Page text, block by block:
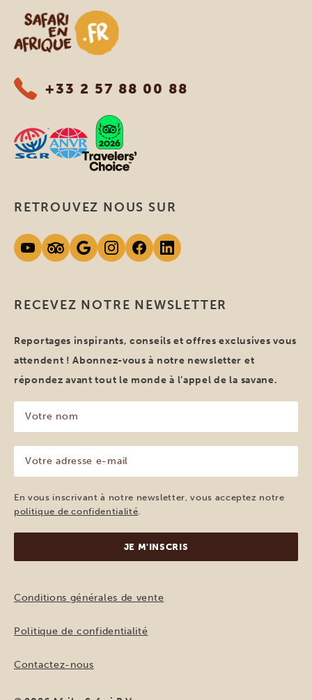
Safari en Afrique
+33 2 57 88 00 88
RECEVEZ NOTRE NEWSLETTER
Reportages inspirants, conseils et offres exclusives vous
attendent ! Abonnez-vous à notre newsletter et
répondez avant tout le monde à l’appel de la savane.
nom
(Nécessaire)
adresse
e-
mail
(Nécessaire)
En vous inscrivant à notre newsletter, vous acceptez notre
politique de confidentialité.
RETROUVEZ NOUS SUR
Conditions générales de vente
Politique de confidentialité
Contactez-nous